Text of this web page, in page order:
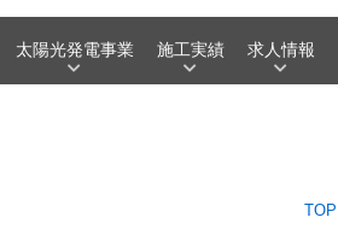
太陽光発電事業 施工実績 求人情報
TOP